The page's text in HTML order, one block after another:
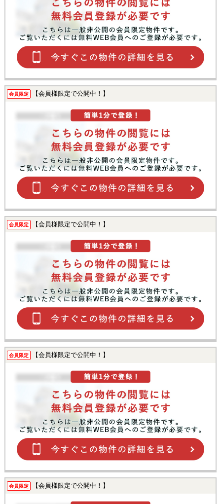
会員限定 【会員様限定で公開中！】
会員限定 【会員様限定で公開中！】
会員限定 【会員様限定で公開中！】
会員限定 【会員様限定で公開中！】